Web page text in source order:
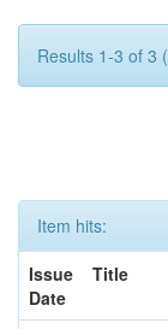
Results 1-3 of 3
Item hits:
Issue
Date
Title